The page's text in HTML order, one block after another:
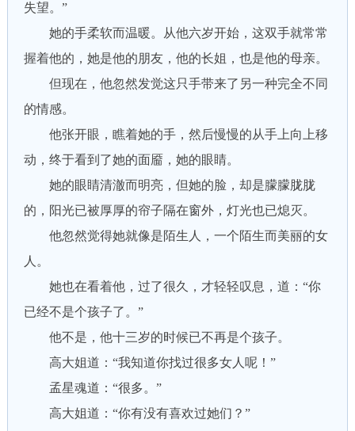
失望。”
她的手柔软而温暖。从他六岁开始，这双手就常常
握着他的，她是他的朋友，他的长姐，也是他的母亲。
但现在，他忽然发觉这只手带来了另一种完全不同
的情感。
他张开眼，瞧着她的手，然后慢慢的从手上向上移
动，终于看到了她的面靥，她的眼睛。
她的眼睛清澈而明亮，但她的脸，却是朦朦胧胧
的，阳光已被厚厚的帘子隔在窗外，灯光也已熄灭。
他忽然觉得她就像是陌生人，一个陌生而美丽的女
人。
她也在看着他，过了很久，才轻轻叹息，道：“你
已经不是个孩子了。”
他不是，他十三岁的时候已不再是个孩子。
高大姐道：“我知道你找过很多女人呢！”
孟星魂道：“很多。”
高大姐道：“你有没有喜欢过她们？”